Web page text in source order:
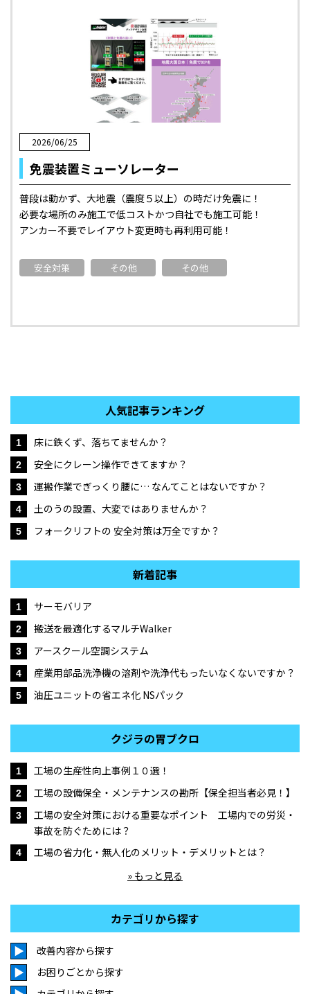
2026/06/25
免震装置ミューソレーター
普段は動かず、大地震（震度５以上）の時だけ免震に！
必要な場所のみ施工で低コストかつ自社でも施工可能！
アンカー不要でレイアウト変更時も再利用可能！
安全対策 その他 その他
人気記事ランキング
1 床に鉄くず、落ちてませんか？
2 安全にクレーン操作できてますか？
3 運搬作業でぎっくり腰に… なんてことはないですか？
4 土のうの設置、大変ではありませんか？
5 フォークリフトの 安全対策は万全ですか？
新着記事
1 サーモバリア
2 搬送を最適化するマルチWalker
3 アースクール空調システム
4 産業用部品洗浄機の溶剤や洗浄代もったいなくないですか？
5 油圧ユニットの省エネ化 NSパック
クジラの胃ブクロ
1 工場の生産性向上事例１０選！
2 工場の設備保全・メンテナンスの勘所【保全担当者必見！】
3
工場の安全対策における重要なポイント 工場内での労災・
事故を防ぐためには？
4
工場の省力化・無人化のメリット・デメリットとは？
» もっと見る
カテゴリから探す
改善内容から探す
お困りごとから探す